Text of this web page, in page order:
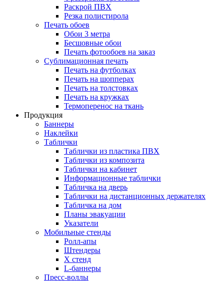
Раскрой ПВХ
Резка полистирола
Печать обоев
Обои 3 метра
Бесшовные обои
Печать фотообоев на заказ
Сублимационная печать
Печать на футболках
Печать на шопперах
Печать на толстовках
Печать на кружках
Термоперенос на ткань
Продукция
Баннеры
Наклейки
Таблички
Таблички из пластика ПВХ
Таблички из композита
Таблички на кабинет
Информационные таблички
Табличка на дверь
Таблички на дистанционных держателях
Табличка на дом
Планы эвакуации
Указатели
Мобильные стенды
Ролл-апы
Штендеры
Х стенд
L-баннеры
Пресс-воллы